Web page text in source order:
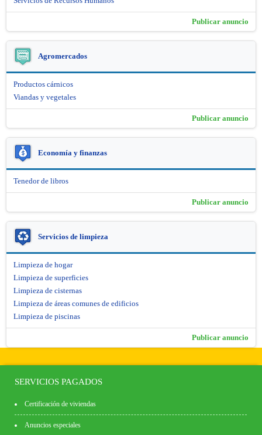
Publicar anuncio
Agromercados
Productos cárnicos
Viandas y vegetales
Publicar anuncio
Economía y finanzas
Tenedor de libros
Publicar anuncio
Servicios de limpieza
Limpieza de hogar
Limpieza de superficies
Limpieza de cisternas
Limpieza de áreas comunes de edificios
Limpieza de piscinas
Publicar anuncio
SERVICIOS PAGADOS
Certificación de viviendas
Anuncios especiales